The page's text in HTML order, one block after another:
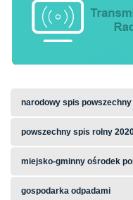
narodowy spis
powszechny spis rolny
miejsko-gminny ośrodek
gospodarka odpadami